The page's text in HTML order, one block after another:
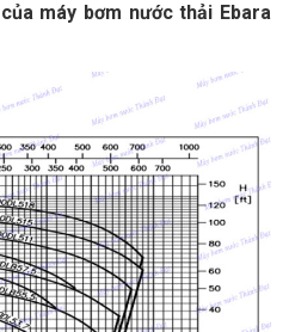
máy bơm nước thải Ebara